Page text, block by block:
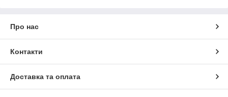
Про нас
Контакти
Доставка та оплата